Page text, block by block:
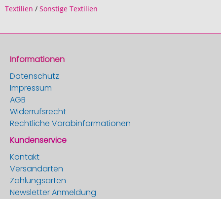
Textilien / Sonstige Textilien
Informationen
Datenschutz
Impressum
AGB
Widerrufsrecht
Rechtliche Vorabinformationen
Kundenservice
Kontakt
Versandarten
Zahlungsarten
Newsletter Anmeldung